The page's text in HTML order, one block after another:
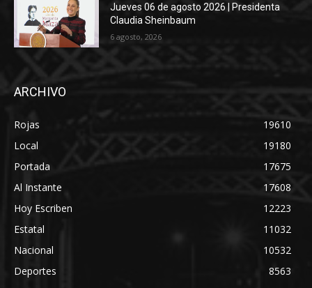
Jueves 06 de agosto 2026 | Presidenta
Claudia Sheinbaum
6 agosto, 2026
ARCHIVO
Rojas
19610
Local
19180
Portada
17675
Al Instante
17608
Hoy Escriben
12223
Estatal
11032
Nacional
10532
Deportes
8563